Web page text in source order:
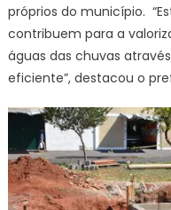
próprios do município.
contribuem para a
águas das chuvas
eficiente”, destacou o